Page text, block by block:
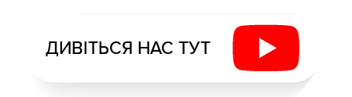
ДИВІТЬСЯ НАС ТУТ